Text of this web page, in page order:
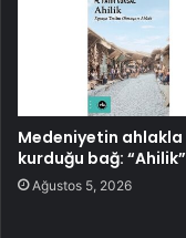
Medeniyetin ahlakla
kurduğu bağ: “Ahilik”
Ağustos 5, 2026